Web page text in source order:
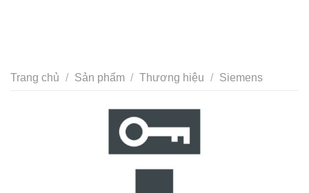
Trang chủ / Sản phẩm / Thương hiệu / Siemens